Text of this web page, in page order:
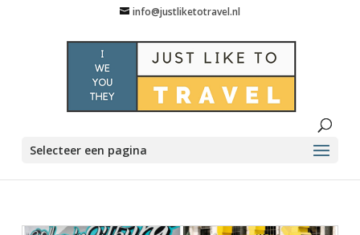
info@justliketotravel.nl
Selecteer een pagina